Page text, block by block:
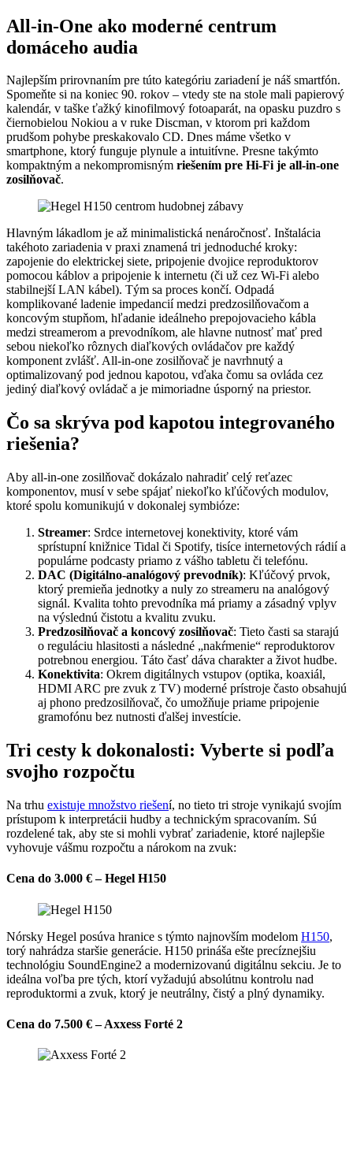
All-in-One ako moderné centrum
domáceho audia
Najlepším prirovnaním pre túto kategóriu zariadení je náš smartfón.
Spomeňte si na koniec 90. rokov – vtedy ste na stole mali papierový
kalendár, v taške ťažký kinofilmový fotoaparát, na opasku puzdro s
čiernobielou Nokiou a v ruke Discman, v ktorom pri každom
prudšom pohybe preskakovalo CD. Dnes máme všetko v
smartphone, ktorý funguje plynule a intuitívne. Presne takýmto
kompaktným a nekompromisným riešením pre Hi-Fi je all-in-one
zosilňovač.
Hlavným lákadlom je až minimalistická nenáročnosť. Inštalácia
takéhoto zariadenia v praxi znamená tri jednoduché kroky:
zapojenie do elektrickej siete, pripojenie dvojice reproduktorov
pomocou káblov a pripojenie k internetu (či už cez Wi-Fi alebo
stabilnejší LAN kábel). Tým sa proces končí. Odpadá
komplikované ladenie impedancií medzi predzosilňovačom a
koncovým stupňom, hľadanie ideálneho prepojovacieho kábla
medzi streamerom a prevodníkom, ale hlavne nutnosť mať pred
sebou niekoľko rôznych diaľkových ovládačov pre každý
komponent zvlášť. All-in-one zosilňovač je navrhnutý a
optimalizovaný pod jednou kapotou, vďaka čomu sa ovláda cez
jediný diaľkový ovládač a je mimoriadne úsporný na priestor.
Čo sa skrýva pod kapotou integrovaného
riešenia?
Aby all-in-one zosilňovač dokázalo nahradiť celý reťazec
komponentov, musí v sebe spájať niekoľko kľúčových modulov,
ktoré spolu komunikujú v dokonalej symbióze:
Streamer: Srdce internetovej konektivity, ktoré vám
sprístupní knižnice Tidal či Spotify, tisíce internetových rádií a
populárne podcasty priamo z vášho tabletu či telefónu.
DAC (Digitálno-analógový prevodník): Kľúčový prvok,
ktorý premieňa jednotky a nuly zo streameru na analógový
signál. Kvalita tohto prevodníka má priamy a zásadný vplyv
na výslednú čistotu a kvalitu zvuku.
Predzosilňovač a koncový zosilňovač: Tieto časti sa starajú
o reguláciu hlasitosti a následné „nakŕmenie“ reproduktorov
potrebnou energiou. Táto časť dáva charakter a život hudbe.
Konektivita: Okrem digitálnych vstupov (optika, koaxiál,
HDMI ARC pre zvuk z TV) moderné prístroje často obsahujú
aj phono predzosilňovač, čo umožňuje priame pripojenie
gramofónu bez nutnosti ďalšej investície.
Tri cesty k dokonalosti: Vyberte si podľa
svojho rozpočtu
Na trhu existuje množstvo riešení, no tieto tri stroje vynikajú svojím
prístupom k interpretácii hudby a technickým spracovaním. Sú
rozdelené tak, aby ste si mohli vybrať zariadenie, ktoré najlepšie
vyhovuje vášmu rozpočtu a nárokom na zvuk:
Cena do 3.000 € – Hegel H150
Nórsky Hegel posúva hranice s týmto najnovším modelom H150,
torý nahrádza staršie generácie. H150 prináša ešte precíznejšiu
technológiu SoundEngine2 a modernizovanú digitálnu sekciu. Je to
ideálna voľba pre tých, ktorí vyžadujú absolútnu kontrolu nad
reproduktormi a zvuk, ktorý je neutrálny, čistý a plný dynamiky.
Cena do 7.500 € – Axxess Forté 2